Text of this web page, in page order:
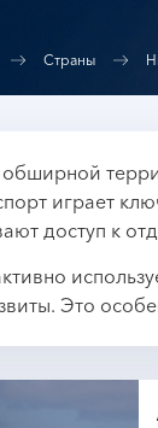
Страны
играет
доступ к
Это